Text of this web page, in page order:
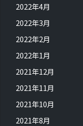
2022年4月
2022年3月
2022年2月
2022年1月
2021年12月
2021年11月
2021年10月
2021年8月